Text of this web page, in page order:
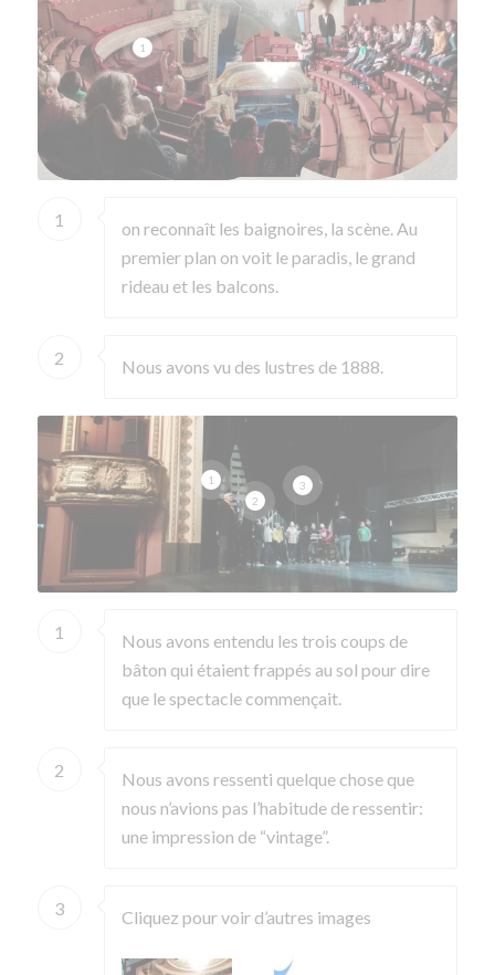
1
1
on reconnaît les baignoires, la scène. Au
premier plan on voit le paradis, le grand
rideau et les balcons.
2 Nous avons vu des lustres de 1888.
1
2
3
1
Nous avons entendu les trois coups de
bâton qui étaient frappés au sol pour dire
que le spectacle commençait.
2
Nous avons ressenti quelque chose que
nous n’avions pas l’habitude de ressentir:
une impression de “vintage”.
3 Cliquez pour voir d’autres images